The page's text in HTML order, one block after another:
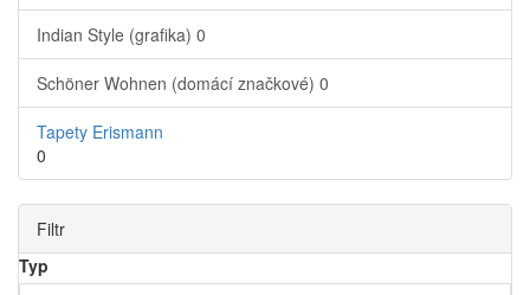
Indian Style (grafika) 0
Schöner Wohnen (domácí značkové) 0
Tapety Erismann
0
Filtr
Typ